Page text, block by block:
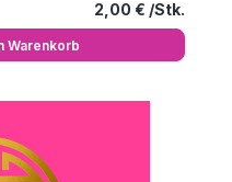
Regulärer
2,00 €
Warenkorb